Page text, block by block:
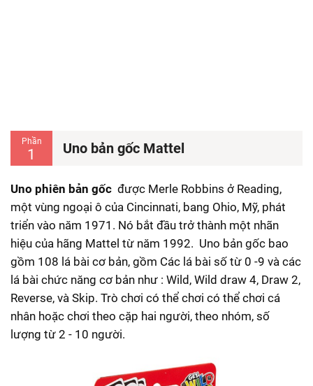
Phần
1 Uno bản gốc Mattel
Uno phiên bản gốc được Merle Robbins ở Reading,
một vùng ngoại ô của Cincinnati, bang Ohio, Mỹ, phát
triển vào năm 1971. Nó bắt đầu trở thành một nhãn
hiệu của hãng Mattel từ năm 1992. Uno bản gốc bao
gồm 108 lá bài cơ bản, gồm Các lá bài số từ 0 -9 và các
lá bài chức năng cơ bản như : Wild, Wild draw 4, Draw 2,
Reverse, và Skip. Trò chơi có thể chơi có thể chơi cá
nhân hoặc chơi theo cặp hai người, theo nhóm, số
lượng từ 2 - 10 người.